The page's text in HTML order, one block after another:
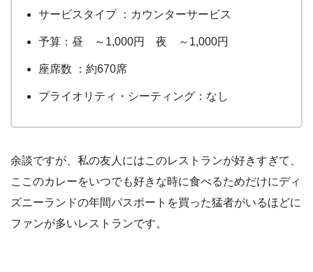
サービスタイプ ：カウンターサービス
予算：昼 ～1,000円 夜 ～1,000円
座席数 ：約670席
プライオリティ・シーティング：なし
余談ですが、私の友人にはこのレストランが好きすぎて、
ここのカレーをいつでも好きな時に食べるためだけにディ
ズニーランドの年間パスポートを買った猛者がいるほどに
ファンが多いレストランです。